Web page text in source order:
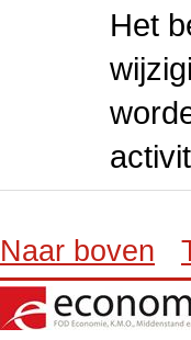
Het
Naar boven